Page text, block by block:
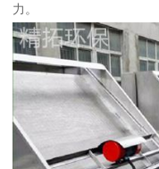
力。